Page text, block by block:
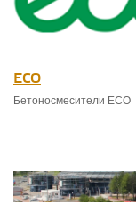
ECO
Бетоносмесители ECO